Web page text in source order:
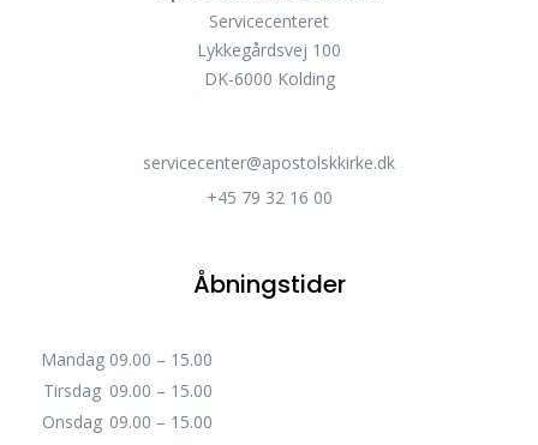
Servicecenteret
Lykkegårdsvej 100
DK-6000 Kolding
servicecenter@apostolskkirke.dk
+45 79 32 16 00
Åbningstider
Mandag 09.00 – 15.00
Tirsdag 09.00 – 15.00
Onsdag 09.00 – 15.00